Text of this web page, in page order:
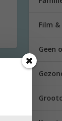
Film
Geen